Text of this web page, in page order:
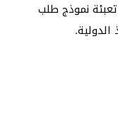
نموذج طلب
الدولية.